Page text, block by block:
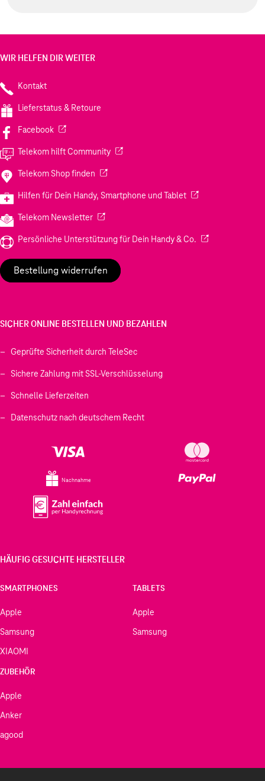
WIR HELFEN DIR WEITER
Kontakt
Lieferstatus & Retoure
Facebook(Wird in einem neuen Tab geöffnet)
Telekom hilft Community(Wird in einem neuen Tab geöffnet)
Telekom Shop finden (Wird in einem neuen Tab geöffnet)
Hilfen für Dein Handy, Smartphone und Tablet(Wird in einem
Telekom Newsletter(Wird in einem neuen Tab geöffnet)
Persönliche Unterstützung für Dein Handy & Co. (Wird in einem
Bestellung widerrufen
SICHER ONLINE BESTELLEN UND BEZAHLEN
Geprüfte Sicherheit durch TeleSec
Sichere Zahlung mit SSL-Verschlüsselung
Schnelle Lieferzeiten
Datenschutz nach deutschem Recht
Nachnahme
HÄUFIG GESUCHTE HERSTELLER
SMARTPHONES
Apple
Samsung
XIAOMI
TABLETS
Apple
Samsung
ZUBEHÖR
Apple
Anker
agood